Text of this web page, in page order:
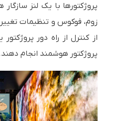
پروژکتورها با یک لنز سازگار
از کنترل از راه دور پروژکتور
پروژکتور هوشمند انجام